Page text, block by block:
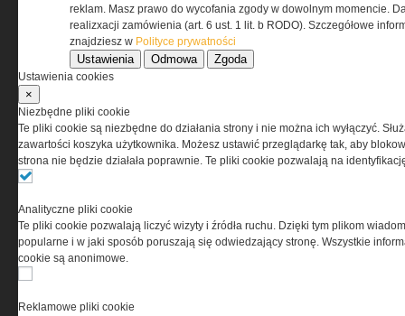
O NAS
Codzienne źródło informacji o taktyce, szkoleniu,
misjach bojowych, uzbrojeniu, umundurowaniu
i wyposażeniu jednostek specjalnych w kraju i na świecie.
reklam. Masz prawo do wycofania zgody w dowolnym momencie.
realizxacji zamówienia (art. 6 ust. 1 lit. b RODO). Szczegółowe
znajdziesz w Polityce prywatności
Ustawienia Odmowa Zgoda
Ustawienia cookies
×
Niezbędne pliki cookie
Te pliki cookie są niezbędne do działania strony i nie można ich wyłączyć.
zawartości koszyka użytkownika. Możesz ustawić przeglądarkę tak, aby
strona nie będzie działała poprawnie. Te pliki cookie pozwalają na
Analityczne pliki cookie
Te pliki cookie pozwalają liczyć wizyty i źródła ruchu. Dzięki tym plikom
popularne i w jaki sposób poruszają się odwiedzający stronę. Wszystkie
cookie są anonimowe.
Reklamowe pliki cookie